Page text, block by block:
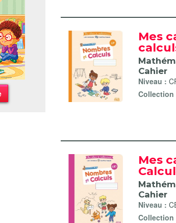
Mes
Cahier
Niveau :
Collection
Mes
Cahier
Niveau :
Collection